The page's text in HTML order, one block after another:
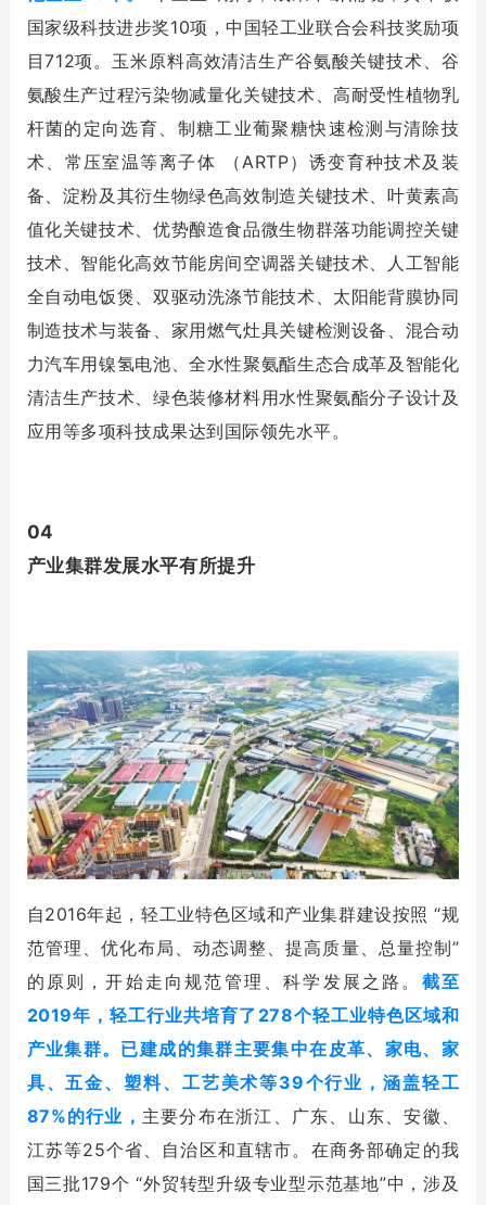
国家级科技进步奖10项，中国轻工业联合会科技奖励项
目712项。玉米原料高效清洁生产谷氨酸关键技术、谷
氨酸生产过程污染物减量化关键技术、高耐受性植物乳
杆菌的定向选育、制糖工业葡聚糖快速检测与清除技
术、常压室温等离子体 （ARTP）诱变育种技术及装
备、淀粉及其衍生物绿色高效制造关键技术、叶黄素高
值化关键技术、优势酿造食品微生物群落功能调控关键
技术、智能化高效节能房间空调器关键技术、人工智能
全自动电饭煲、双驱动洗涤节能技术、太阳能背膜协同
制造技术与装备、家用燃气灶具关键检测设备、混合动
力汽车用镍氢电池、全水性聚氨酯生态合成革及智能化
清洁生产技术、绿色装修材料用水性聚氨酯分子设计及
应用等多项科技成果达到国际领先水平。
04
产业集群发展水平有所提升
自2016年起，轻工业特色区域和产业集群建设按照 “规
范管理、优化布局、动态调整、提高质量、总量控制”
的原则，开始走向规范管理、科学发展之路。 截至
2019年，轻工行业共培育了278个轻工业特色区域和
产业集群。已建成的集群主要集中在皮革、家电、家
具、五金、塑料、工艺美术等39个行业，涵盖轻工
87%的行业， 主要分布在浙江、广东、山东、安徽、
江苏等25个省、自治区和直辖市。在商务部确定的我
国三批179个 “外贸转型升级专业型示范基地”中，涉及